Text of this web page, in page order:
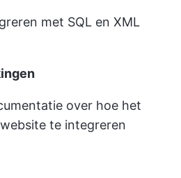
met SQL en XML
over hoe het
te integreren